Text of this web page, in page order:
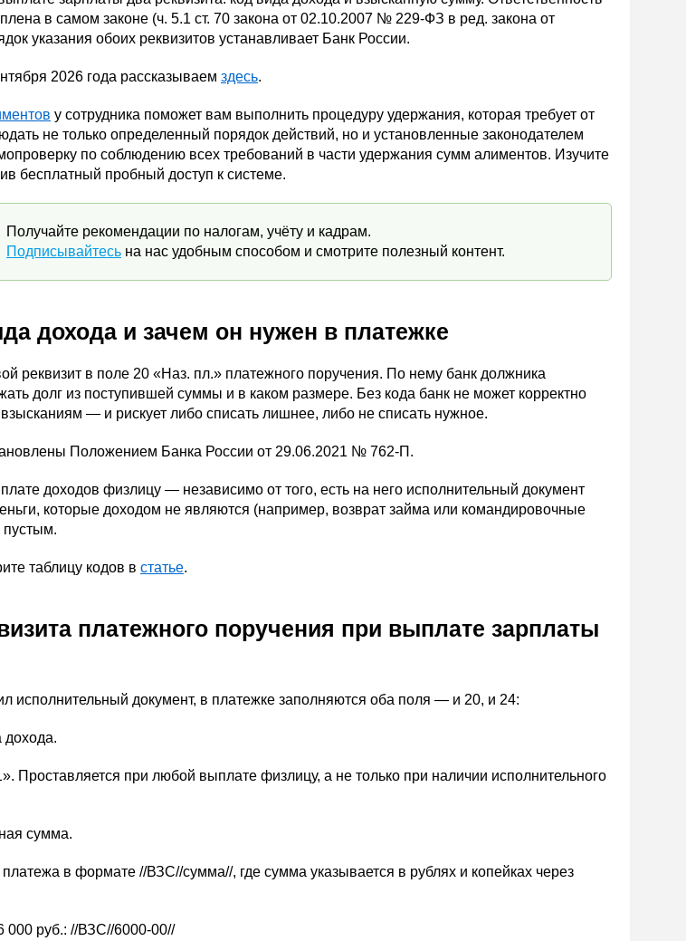
в самом законе (ч. 5.1 ст. 70 закона от 02.10.2007 № 229-ФЗ в ред. закона от
указания обоих реквизитов устанавливает Банк России.
2026 года рассказываем здесь.
у сотрудника поможет вам выполнить процедуру удержания, которая требует от
не только определенный порядок действий, но и установленные законодателем
по соблюдению всех требований в части удержания сумм алиментов. Изучите
бесплатный пробный доступ к системе.
Получайте рекомендации по налогам, учёту и кадрам.
Подписывайтесь на нас удобным способом и смотрите полезный контент.
дохода и зачем он нужен в платежке
реквизит в поле 20 «Наз. пл.» платежного поручения. По нему банк должника
долг из поступившей суммы и в каком размере. Без кода банк не может корректно
— и рискует либо списать лишнее, либо не списать нужное.
Положением Банка России от 29.06.2021 № 762-П.
доходов физлицу — независимо от того, есть на него исполнительный документ
которые доходом не являются (например, возврат займа или командировочные
пустым.
таблицу кодов в статье.
платежного поручения при выплате зарплаты
исполнительный документ, в платежке заполняются оба поля — и 20, и 24:
Проставляется при любой выплате физлицу, а не только при наличии исполнительного
сумма.
в формате //ВЗС//сумма//, где сумма указывается в рублях и копейках через
000 руб.: //ВЗС//6000-00//